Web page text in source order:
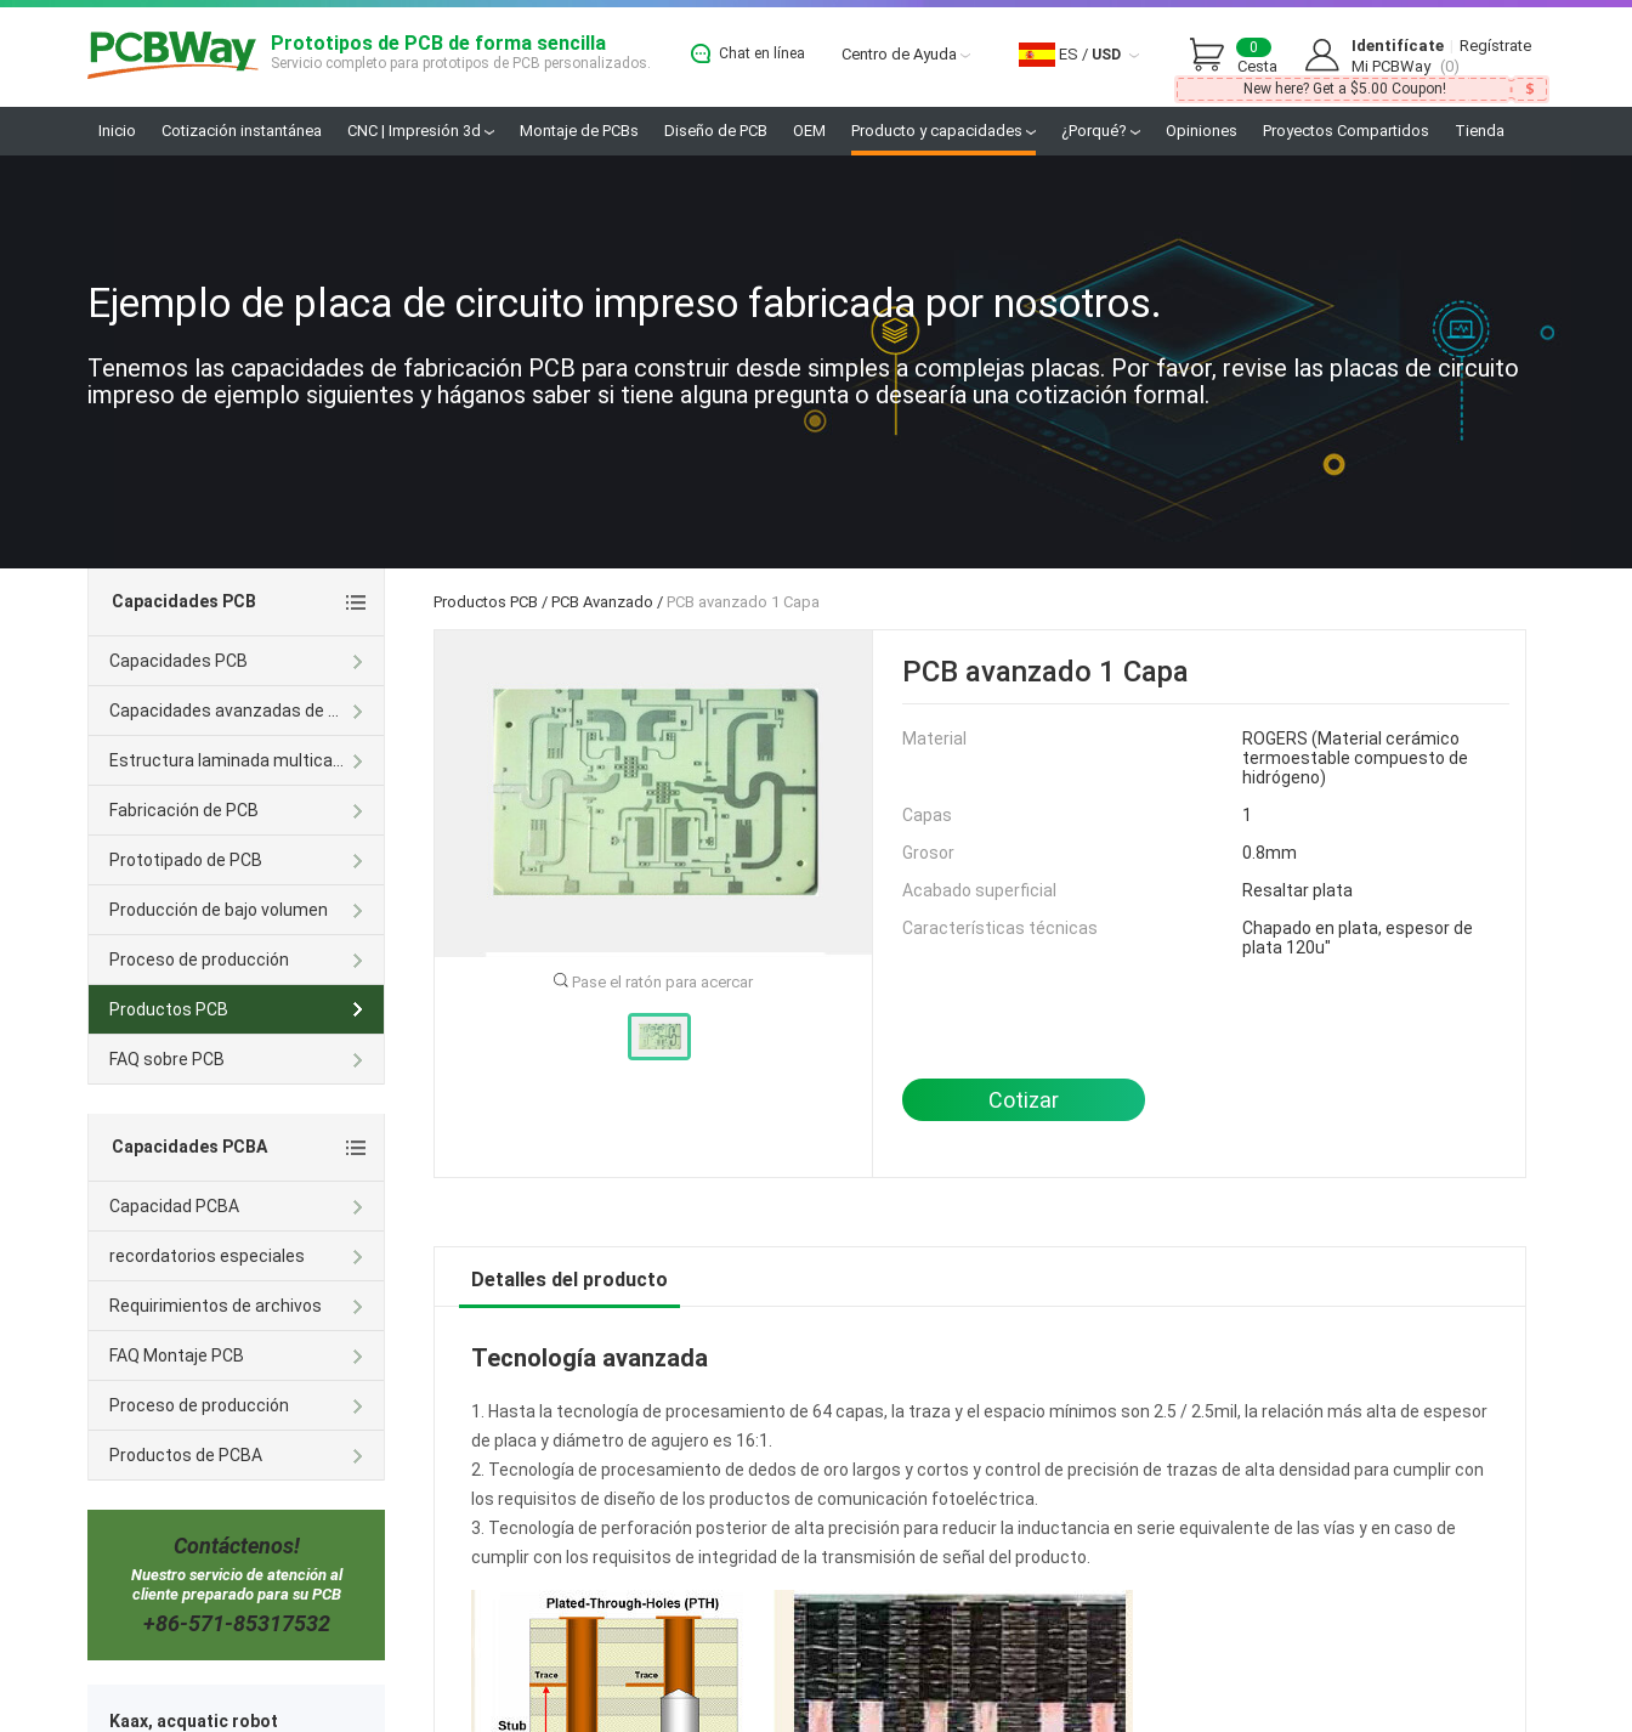
Prototipos de PCB de forma sencilla
Servicio completo para prototipos de PCB personalizados.
Chat en línea Centro de Ayuda ES / USD
Cesta
0 Identifícate
Regístrate
Mi PCBWay (0)
New here? Get a $5.00 Coupon!
Inicio Cotización instantánea CNC | Impresión 3d Montaje de PCBs Diseño de PCB OEM Producto y capacidades ¿Porqué? Opiniones Proyectos Compartidos Tienda
Ejemplo de placa de circuito impreso fabricada por nosotros.
Tenemos las capacidades de fabricación PCB para construir desde simples a complejas placas. Por favor, revise las placas de circuito
impreso de ejemplo siguientes y háganos saber si tiene alguna pregunta o desearía una cotización formal.
Productos PCB / PCB Avanzado / PCB avanzado 1 Capa
Pase el ratón para acercar
PCB avanzado 1 Capa
Material
ROGERS (Material cerámico
termoestable compuesto de
hidrógeno)
Capas
1
Grosor
0.8mm
Acabado superficial
Resaltar plata
Características técnicas
Chapado en plata, espesor de
plata 120u"
Cotizar
Detalles del producto
Tecnología avanzada
1. Hasta la tecnología de procesamiento de 64 capas, la traza y el espacio mínimos son 2.5 / 2.5mil, la relación más alta de espesor
de placa y diámetro de agujero es 16:1.
2. Tecnología de procesamiento de dedos de oro largos y cortos y control de precisión de trazas de alta densidad para cumplir con
los requisitos de diseño de los productos de comunicación fotoeléctrica.
3. Tecnología de perforación posterior de alta precisión para reducir la inductancia en serie equivalente de las vías y en caso de
cumplir con los requisitos de integridad de la transmisión de señal del producto.
Capacidades PCB
Capacidades PCB
Fabricación de PCB
Prototipado de PCB
Producción de bajo volumen
Proceso de producción
Productos PCB
FAQ sobre PCB
Capacidades PCBA
Capacidad PCBA
recordatorios especiales
Requirimientos de archivos
FAQ Montaje PCB
Proceso de producción
Productos de PCBA
Contáctenos!
Nuestro servicio de atención al
cliente preparado para su PCB
+86-571-85317532
Kaax, acquatic robot